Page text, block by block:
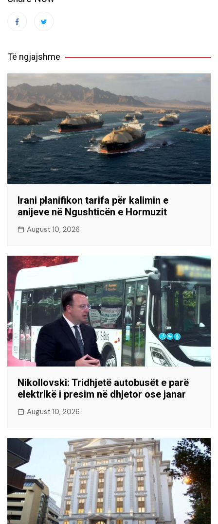
Të ngjajshme
Irani planifikon tarifa për kalimin e
anijeve në Ngushticën e Hormuzit
August 10, 2026
Nikollovski: Tridhjetë autobusët e parë
elektrikë i presim në dhjetor ose janar
August 10, 2026